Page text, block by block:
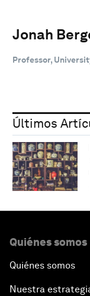
Jonah
Professor,
Últimos
Quiénes somos
Quiénes somos
Nuestra